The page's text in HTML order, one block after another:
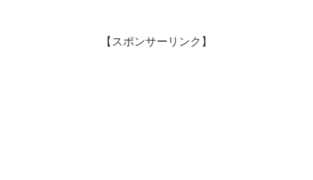
【スポンサーリンク】